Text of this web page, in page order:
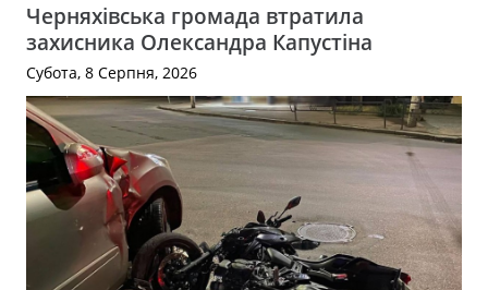
Черняхівська громада втратила
захисника Олександра Капустіна
Субота, 8 Серпня, 2026